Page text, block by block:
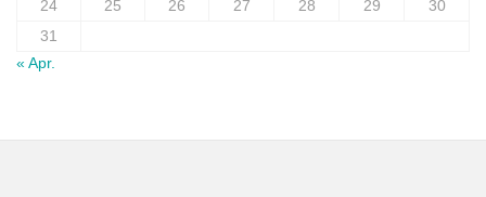
24
25 26 27 28 29
30
31
« Apr.